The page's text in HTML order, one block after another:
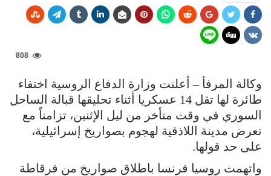
808
وكالة المرفأ – أعلنت وزارة الدفاع الروسية اختفاء
طائرة لها تقل 14 عسكريا أثناء تحليقها قبالة الساحل
السوري في وقت متأخر من ليل الإثنين، تزامناً مع
تعرض مدينة اللاذقية لهجوم بصواريخ إسرائيلية،
على حد قولها.
واتهمت روسيا فرنسا باطلاق صواريخ من فرقاطة